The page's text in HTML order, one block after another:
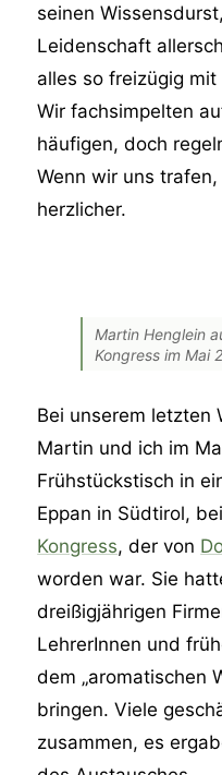
seinen
Leidenschaft
alles so freizügig
Wir fachsimpelten
häufigen, doch
Wenn wir uns
herzlicher.
Martin Henglein
Kongress im Mai
Bei unserem letzten
Martin und ich im
Frühstückstisch in
Eppan in Südtirol,
Kongress, der von
worden war. Sie
dreißigjährigen
LehrerInnen und
dem „aromatischen
bringen. Viele
zusammen, es